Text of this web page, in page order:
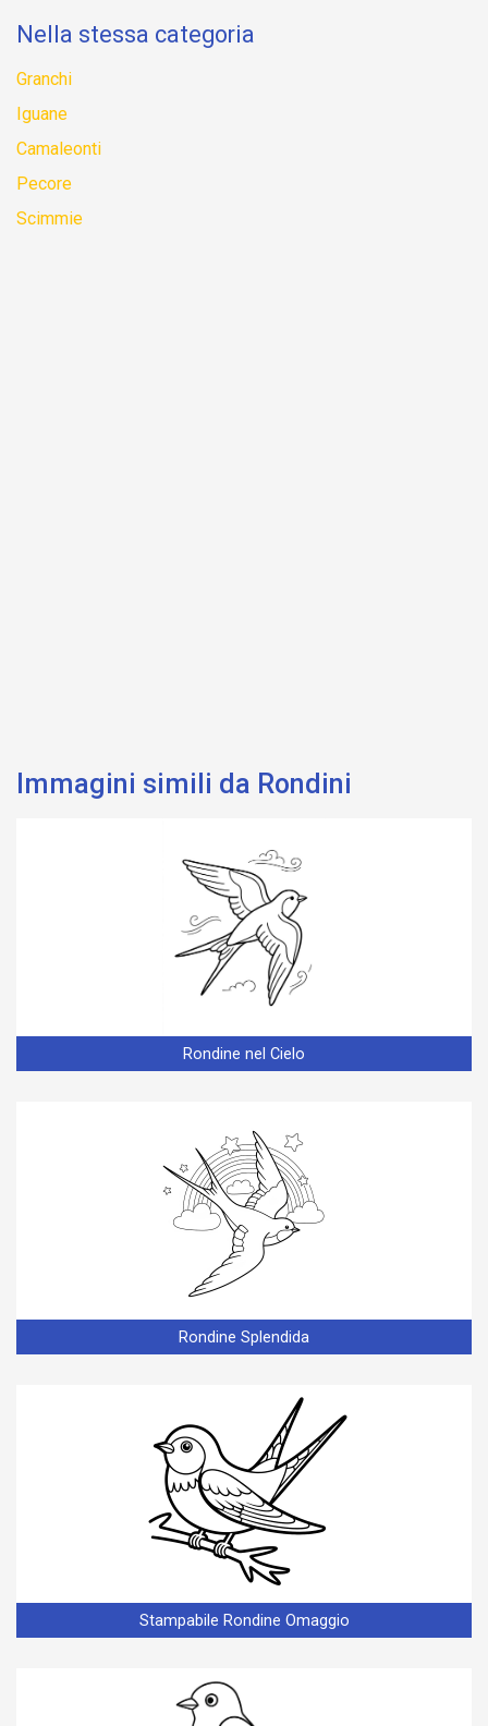
Nella stessa categoria
Granchi
Iguane
Camaleonti
Pecore
Scimmie
Immagini simili da Rondini
Rondine nel Cielo
Rondine Splendida
Stampabile Rondine Omaggio